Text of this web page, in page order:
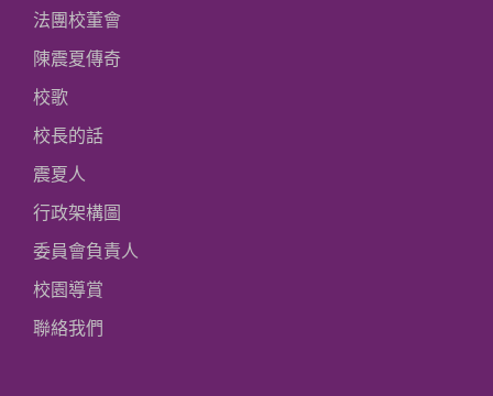
法團校董會
陳震夏傳奇
校歌
校長的話
震夏人
行政架構圖
委員會負責人
校園導賞
聯絡我們